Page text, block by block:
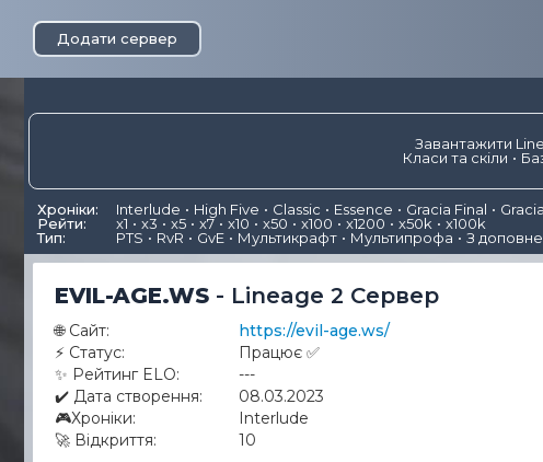
Додати сервер
Завантажити
Класи та скіли
Хроніки: Interlude High Five Classic Essence Gracia Final
Рейти:
x1 x3 x5 x7 x10 x50 x100 x1200 x50k
x100k
Тип:
PTS RvR GvE Мультикрафт Мультипрофа З
EVIL-AGE.WS - Lineage 2 Сервер
🌐 Сайт:
https://evil-age.ws/
⚡ Статус:
Працює ✅
✨ Рейтинг ELO:
---
✔️ Дата створення:
08.03.2023
🎮Хроніки:
Interlude
🚀 Відкриття: 10